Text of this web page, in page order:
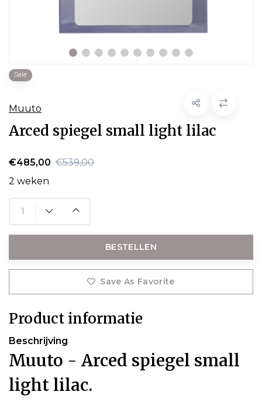
Sale
Muuto
Arced spiegel small light lilac
€485,00 €539,00
2 weken
BESTELLEN
Save As Favorite
Product informatie
Beschrijving
Muuto - Arced spiegel small
light lilac.